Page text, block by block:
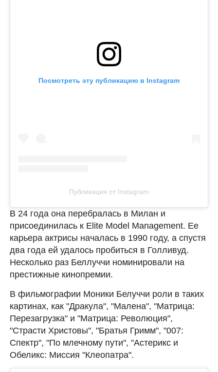
Посмотреть эту публикацию в Instagram
Публикация от Instagram
В 24 года она перебралась в Милан и
присоединилась к Elite Model Management. Ее
карьера актрисы началась в 1990 году, а спустя
два года ей удалось пробиться в Голливуд.
Несколько раз Беллуччи номинировали на
престижные кинопремии.
В фильмографии Моники Белуччи роли в таких
картинах, как "Дракула", "Малена", "Матрица:
Перезагрузка" и "Матрица: Революция",
"Страсти Христовы", "Братья Гримм", "007:
Спектр", "По млечному пути", "Астерикс и
Обеликс: Миссия "Клеопатра".